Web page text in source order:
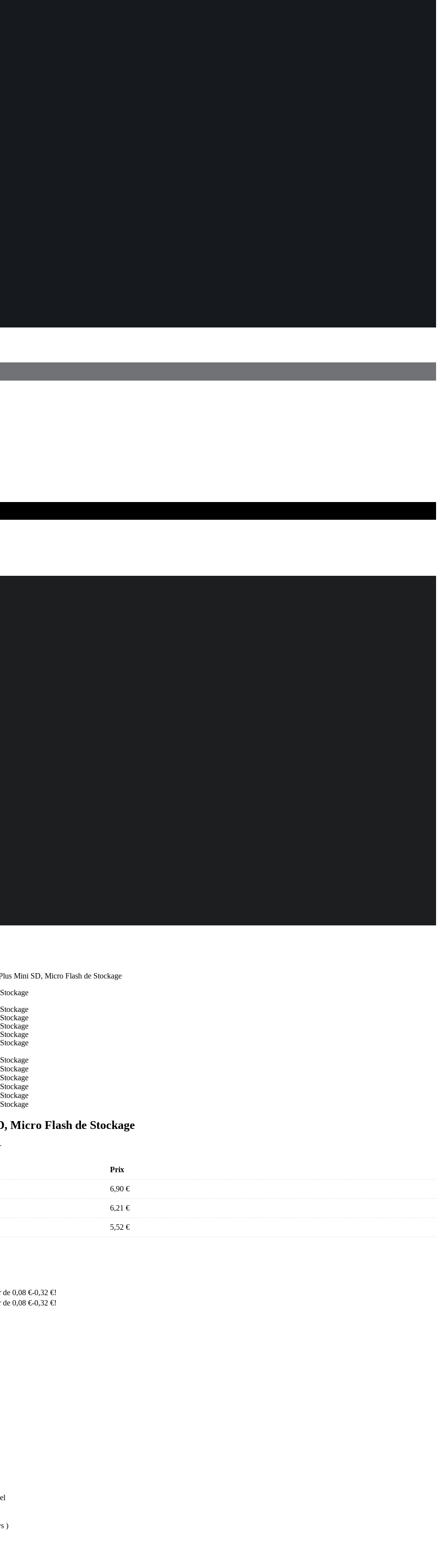
Mini SD, Micro Flash de Stockage
Micro Flash de Stockage
Prix
6,90 €
6,21 €
5,52 €
de 0,08 €-0,32 €!
de 0,08 €-0,32 €!
)